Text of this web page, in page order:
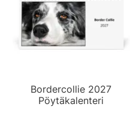
Bordercollie 2027
Pöytäkalenteri